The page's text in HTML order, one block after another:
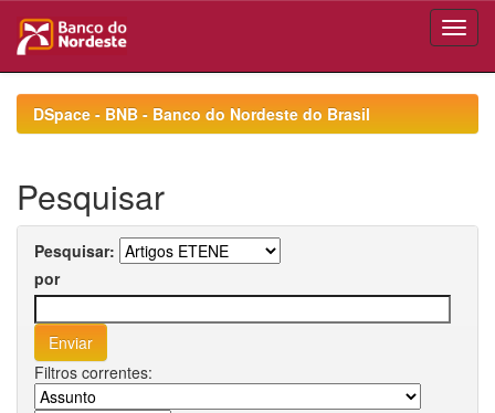
navigationDSpace - BNB - Banco do Nordeste do Brasil
Pesquisar
Pesquisar:
por
Filtros correntes: